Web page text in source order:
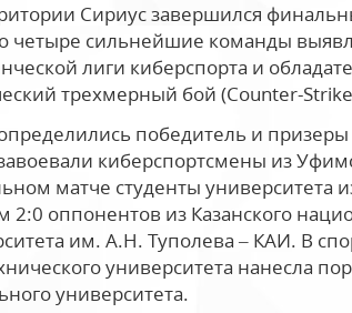
Сириус завершился
четыре сильнейшие команды
лиги киберспорта и
трехмерный бой (Counter-
победитель и призеры
киберспортсмены из
матче студенты университета
2:0 оппонентов из Казанского
им. А.Н. Туполева – КАИ. В
университета нанесла
университета.